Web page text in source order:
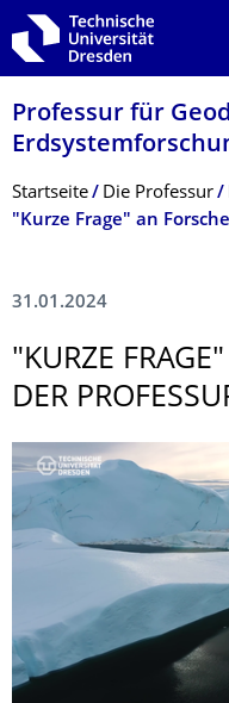
Zur Hauptnavigation
Zur Suche springen
Zum Inhalt springen
Professur für
Breadcrumb-Menü
Startseite Die Professur
"Kurze Frage" an
31.01.2024
"KURZE
DER